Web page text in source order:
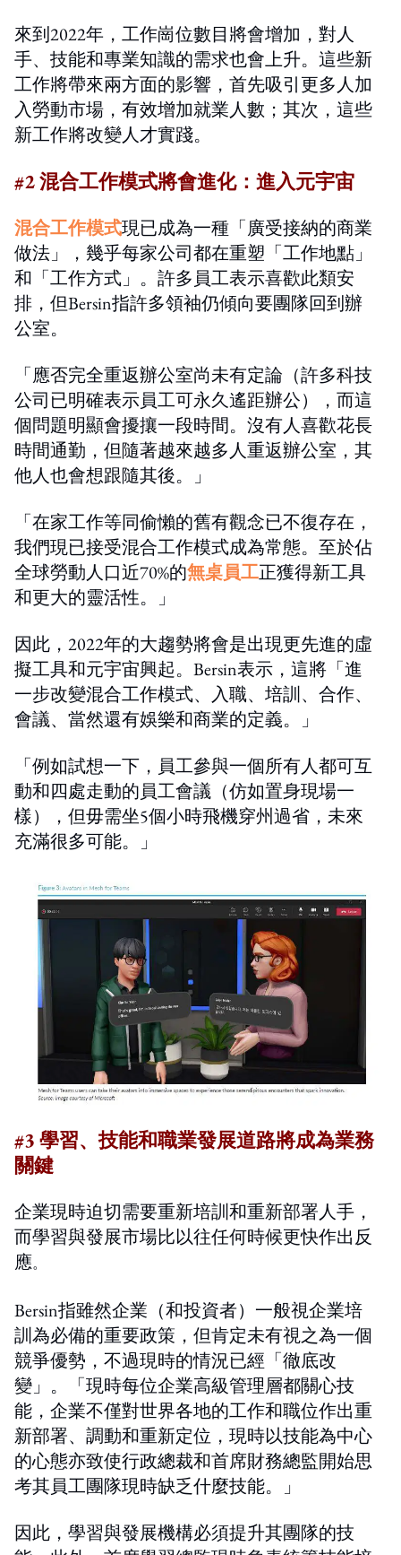
來到2022年，工作崗位數目將會增加，對人
手、技能和專業知識的需求也會上升。這些新
工作將帶來兩方面的影響，首先吸引更多人加
入勞動市場，有效增加就業人數；其次，這些
新工作將改變人才實踐。
#2 混合工作模式將會進化：進入元宇宙
混合工作模式現已成為一種「廣受接納的商業
做法」，幾乎每家公司都在重塑「工作地點」
和「工作方式」。許多員工表示喜歡此類安
排，但Bersin指許多領袖仍傾向要團隊回到辦
公室。
「應否完全重返辦公室尚未有定論（許多科技
公司已明確表示員工可永久遙距辦公），而這
個問題明顯會擾攘一段時間。沒有人喜歡花長
時間通勤，但隨著越來越多人重返辦公室，其
他人也會想跟隨其後。」
「在家工作等同偷懶的舊有觀念已不復存在，
我們現已接受混合工作模式成為常態。至於佔
全球勞動人口近70%的無桌員工正獲得新工具
和更大的靈活性。」
因此，2022年的大趨勢將會是出現更先進的虛
擬工具和元宇宙興起。Bersin表示，這將「進
一步改變混合工作模式、入職、培訓、合作、
會議、當然還有娛樂和商業的定義。」
「例如試想一下，員工參與一個所有人都可互
動和四處走動的員工會議（仿如置身現場一
樣），但毋需坐5個小時飛機穿州過省，未來
充滿很多可能。」
#3 學習、技能和職業發展道路將成為業務
關鍵
企業現時迫切需要重新培訓和重新部署人手，
而學習與發展市場比以往任何時候更快作出反
應。
Bersin指雖然企業（和投資者）一般視企業培
訓為必備的重要政策，但肯定未有視之為一個
競爭優勢，不過現時的情況已經「徹底改
變」。「現時每位企業高級管理層都關心技
能，企業不僅對世界各地的工作和職位作出重
新部署、調動和重新定位，現時以技能為中心
的心態亦致使行政總裁和首席財務總監開始思
考其員工團隊現時缺乏什麼技能。」
因此，學習與發展機構必須提升其團隊的技